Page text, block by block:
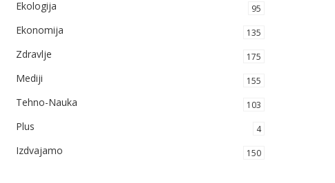
Ekologija 95
Ekonomija 135
Zdravlje 175
Mediji 155
Tehno-Nauka 103
Plus 4
Izdvajamo 150